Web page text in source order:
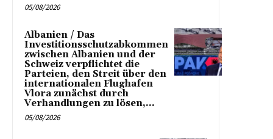
05/08/2026
Albanien / Das
Investitionsschutzabkommen
zwischen Albanien und der
Schweiz verpflichtet die
Parteien, den Streit über den
internationalen Flughafen
Vlora zunächst durch
Verhandlungen zu lösen,...
05/08/2026